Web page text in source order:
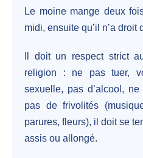
Le moine mange deux
midi, ensuite qu’il n’a droit
Il doit un respect strict
religion : ne pas tuer,
sexuelle, pas d’alcool,
pas de frivolités
parures, fleurs), il doit se
assis ou allongé.